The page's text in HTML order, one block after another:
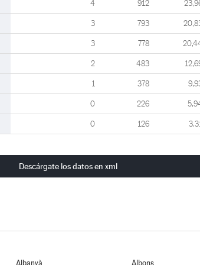
4 912
3 793
3 778
2 483
1 378
0 226
0 126
Descárgate los datos en xml
Albanyà Albons